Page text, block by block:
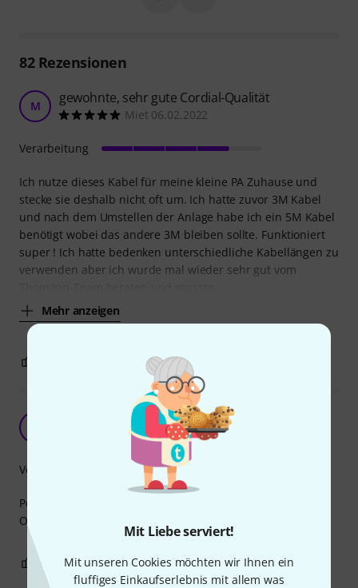
Mit Liebe serviert!
Mit unseren Cookies möchten wir Ihnen ein
fluffiges Einkaufserlebnis mit allem was
82Rezensionen
M gewohnte, sehr gute Cordial-Qualität
Miet 06.02.2022
Ich nutze dieses Kabel für meine kleine PA Zuhause und
stecke sie deshalb nicht oft um. Ich hatte zuvor 3M Kabel
und nach dem Umstellen der Anlage habe ich ein 5M Kabel
benötigt wobei das andere 3M bleiben sollte. Funktioniert
super ! Ich hatte bedenken unterschiedliche Kabellängen zu
verwenden aber ich wurde mal wieder sehr gut vom
Mehr anzeigen
Verarbeitung
BEWERTUNG MELDEN
Andy-sei 08.01.2022
Perfekt für unsere Zwecke …
Ordentlich verarbeitet…
Verarbeitung
0 0 BEWERTUNG MELDEN